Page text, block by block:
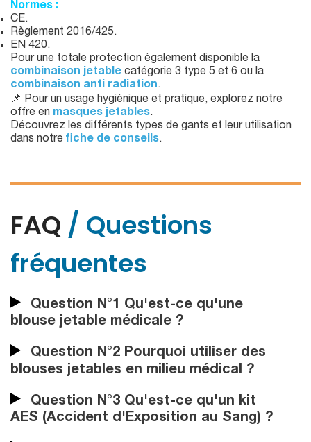
Normes :
CE.
Règlement 2016/425.
EN 420.
Pour une totale protection également disponible la
combinaison jetable catégorie 3 type 5 et 6 ou la
combinaison anti radiation.
📌 Pour un usage hygiénique et pratique, explorez notre
offre en masques jetables.
Découvrez les différents types de gants et leur utilisation
dans notre fiche de conseils.
FAQ / Questions
fréquentes
Question N°1 Qu'est-ce qu'une
blouse jetable médicale ?
Question N°2 Pourquoi utiliser des
blouses jetables en milieu médical ?
Question N°3 Qu'est-ce qu'un kit
AES (Accident d'Exposition au Sang) ?